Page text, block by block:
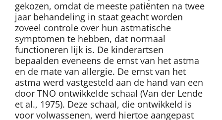
gekozen, omdat de meeste patiënten na twee
jaar behandeling in staat geacht worden
zoveel controle over hun astmatische
symptomen te hebben, dat normaal
functioneren lijk is. De kinderartsen
bepaalden eveneens de ernst van het astma
en de mate van allergie. De ernst van het
astma werd vastgesteld aan de hand van een
door TNO ontwikkelde schaal (Van der Lende
et al., 1975). Deze schaal, die ontwikkeld is
voor volwassenen, werd hiertoe aangepast